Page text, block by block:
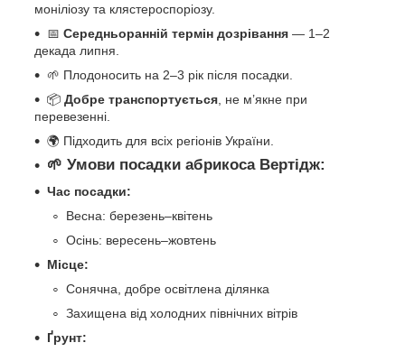
моніліозу та клястероспоріозу.
📅 Середньоранній термін дозрівання — 1–2
декада липня.
🌱 Плодоносить на 2–3 рік після посадки.
📦 Добре транспортується , не м’якне при
перевезенні.
🌍 Підходить для всіх регіонів України.
🌱 Умови посадки абрикоса Вертідж:
Час посадки:
Весна: березень–квітень
Осінь: вересень–жовтень
Місце:
Сонячна, добре освітлена ділянка
Захищена від холодних північних вітрів
Ґрунт: